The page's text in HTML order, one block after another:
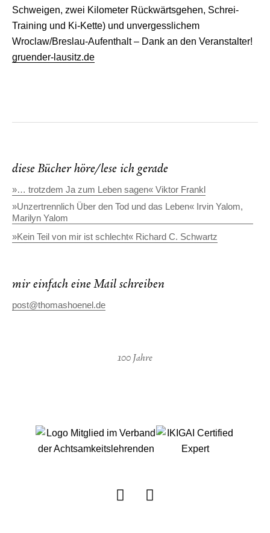
Schweigen, zwei Kilometer Rückwärtsgehen, Schrei-
Training und Ki-Kette) und unvergesslichem
Wroclaw/Breslau-Aufenthalt – Dank an den Veranstalter!
gruender-lausitz.de
diese Bücher höre/lese ich gerade
»… trotzdem Ja zum Leben sagen« Viktor Frankl
»Unzertrennlich Über den Tod und das Leben« Irvin Yalom,
Marilyn Yalom
»Kein Teil von mir ist schlecht« Richard C. Schwartz
mir einfach eine Mail schreiben
post@thomashoenel.de
100 Jahre